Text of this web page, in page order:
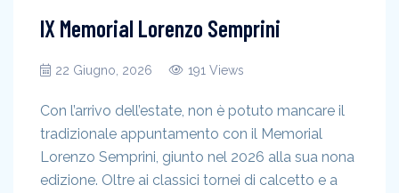
IX Memorial Lorenzo Semprini
22 Giugno, 2026 191 Views
Con l’arrivo dell’estate, non è potuto mancare il
tradizionale appuntamento con il Memorial
Lorenzo Semprini, giunto nel 2026 alla sua nona
edizione. Oltre ai classici tornei di calcetto e a